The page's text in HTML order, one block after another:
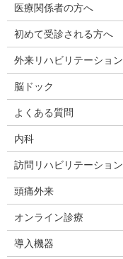
医療関係者の方へ
初めて受診される方へ
外来リハビリテーション
脳ドック
よくある質問
内科
訪問リハビリテーション
頭痛外来
オンライン診療
導入機器